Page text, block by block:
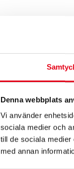
Denna webbplats
Vi använder
sociala medier och
till de sociala
med annan
E-